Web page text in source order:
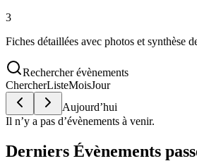
3
Fiches détaillées avec photos et synthèse
Rechercher évènements
ChercherListeMoisJour
Aujourd’hui
Il n’y a pas d’évènements à venir.
Derniers Évènements